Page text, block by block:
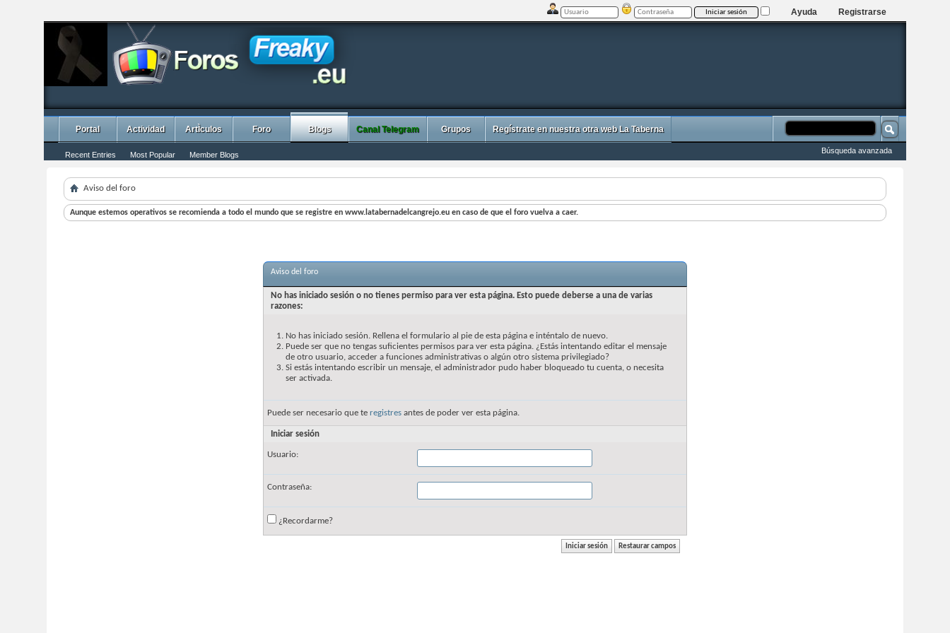
Registrarse
Ayuda
Portal Actividad ArtÌculos Foro Blogs
Recent Entries Most Popular Member Blogs
Canal Telegram Grupos Regístrate en nuestra otra web La Taberna
Búsqueda avanzada
Aviso del foro
Aunque estemos operativos se recomienda a todo el mundo que se registre en www.latabernadelcangrejo.eu en caso de que el foro vuelva a caer.
Aviso del foro
No has iniciado sesión o no tienes permiso para ver esta página. Esto puede deberse a una de varias
razones:
No has iniciado sesión. Rellena el formulario al pie de esta página e inténtalo de nuevo.
Puede ser que no tengas suficientes permisos para ver esta página. ¿Estás intentando editar el mensaje
de otro usuario, acceder a funciones administrativas o algún otro sistema privilegiado?
Si estás intentando escribir un mensaje, el administrador pudo haber bloqueado tu cuenta, o necesita
ser activada.
Puede ser necesario que te registres antes de poder ver esta página.
Iniciar sesión
Usuario:
Contraseña:
¿Recordarme?